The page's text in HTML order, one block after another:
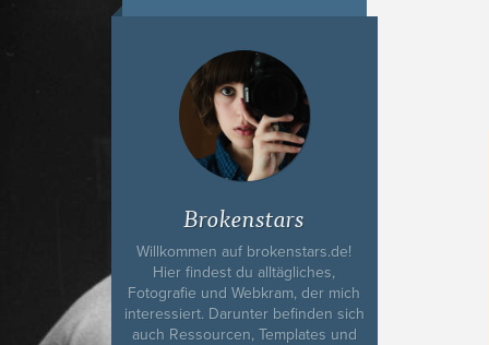
Ich bin Fyn,
23, und
wohne in
Köln
Brokenstars
Willkommen auf brokenstars.de!
Hier findest du alltägliches,
Fotografie und Webkram, der mich
interessiert. Darunter befinden sich
auch Ressourcen, Templates und